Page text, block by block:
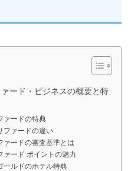
ード・ビジネスの概要と特
ァードの特典
ファードの違い
ァードの審査基準とは
ァード ポイントの魅力
ールドのホテル特典